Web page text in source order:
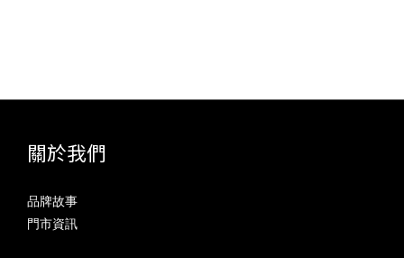
關於我們
品牌故事
門市資訊